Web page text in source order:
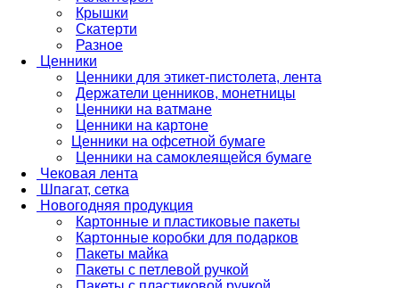
Крышки
Скатерти
Разное
Ценники
Ценники для этикет-пистолета, лента
Держатели ценников, монетницы
Ценники на ватмане
Ценники на картоне
Ценники на офсетной бумаге
Ценники на самоклеящейся бумаге
Чековая лента
Шпагат, сетка
Новогодняя продукция
Картонные и пластиковые пакеты
Картонные коробки для подарков
Пакеты майка
Пакеты с петлевой ручкой